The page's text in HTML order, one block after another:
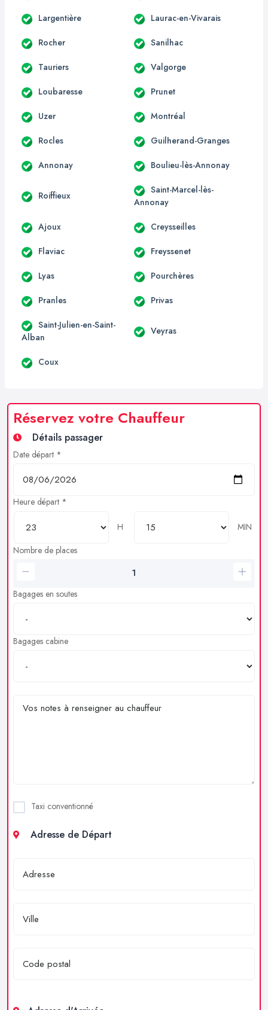
Largentière Laurac-en-Vivarais
Rocher Sanilhac
Tauriers Valgorge
Loubaresse Prunet
Uzer Montréal
Rocles Guilherand-Granges
Annonay Boulieu-lès-Annonay
Roiffieux
Saint-Marcel-lès-
Annonay
Ajoux Creysseilles
Flaviac Freyssenet
Lyas Pourchères
Pranles Privas
Saint-Julien-en-Saint-
Alban
Veyras
Coux
Réservez votre Chauffeur
Détails passager
Date départ *
Heure départ *
H
MIN
Nombre de places
Bagages en soutes
Bagages cabine
Taxi conventionné
Adresse de Départ